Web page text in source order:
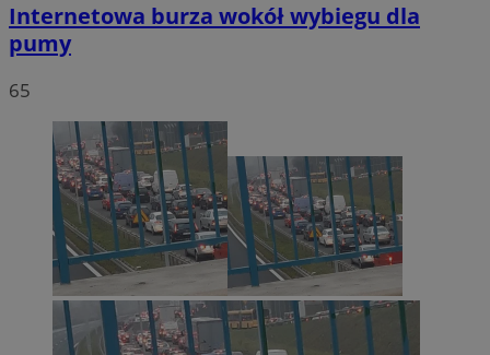
Internetowa burza wokół wybiegu dla
pumy
65